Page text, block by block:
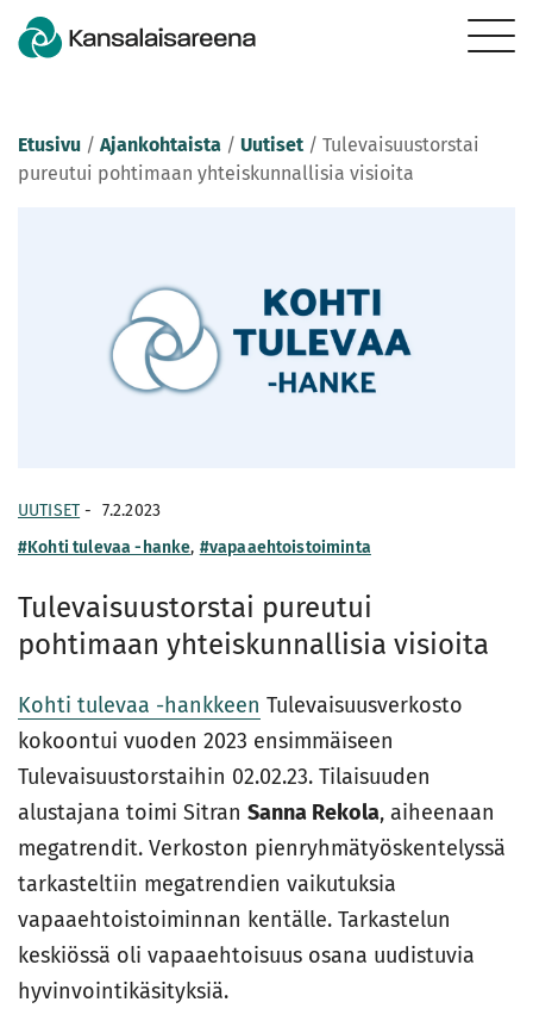
Etusivu / Ajankohtaista / Uutiset / Tulevaisuustorstai
pureutui pohtimaan yhteiskunnallisia visioita
UUTISET - 7.2.2023
#Kohti tulevaa -hanke, #vapaaehtoistoiminta
Tulevaisuustorstai pureutui
pohtimaan yhteiskunnallisia visioita
Kohti tulevaa -hankkeen Tulevaisuusverkosto
kokoontui vuoden 2023 ensimmäiseen
Tulevaisuustorstaihin 02.02.23. Tilaisuuden
alustajana toimi Sitran Sanna Rekola, aiheenaan
megatrendit. Verkoston pienryhmätyöskentelyssä
tarkasteltiin megatrendien vaikutuksia
vapaaehtoistoiminnan kentälle. Tarkastelun
keskiössä oli vapaaehtoisuus osana uudistuvia
hyvinvointikäsityksiä.